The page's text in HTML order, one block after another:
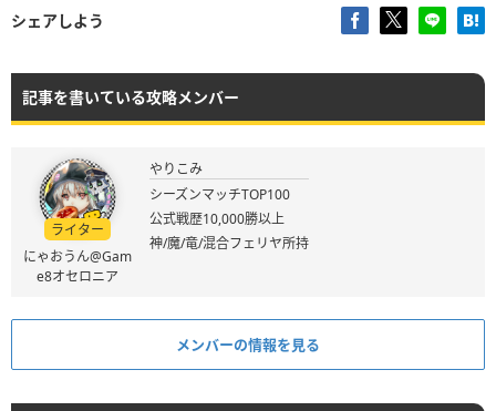
シェアしよう
記事を書いている攻略メンバー
ライター
にゃおうん@Gam
e8オセロニア
やりこみ
シーズンマッチTOP100
公式戦歴10,000勝以上
神/魔/竜/混合フェリヤ所持
メンバーの情報を見る